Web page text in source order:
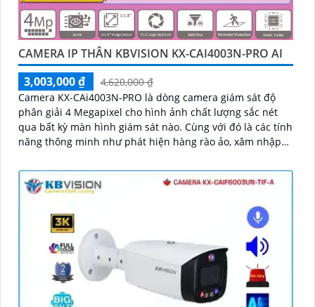
CAMERA IP THÂN KBVISION KX-CAI4003N-PRO AI
3,003,000 ₫
4,620,000 ₫
Camera KX-CAi4003N-PRO là dòng camera giám sát độ
phân giải 4 Megapixel cho hình ảnh chất lượng sắc nét
qua bất kỳ màn hình giám sát nào. Cùng với đó là các tính
năng thông minh như phát hiện hàng rào ảo, xâm nhập
sự kiện thông minh giúp nâng cao hiệu quả giám sát an
ninh